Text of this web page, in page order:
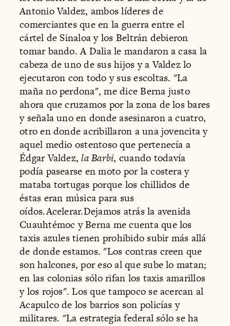
Antonio Valdez, ambos líderes de
comerciantes que en la guerra entre el
cártel de Sinaloa y los Beltrán debieron
tomar bando. A Dalia le mandaron a casa la
cabeza de uno de sus hijos y a Valdez lo
ejecutaron con todo y sus escoltas. "La
maña no perdona", me dice Berna justo
ahora que cruzamos por la zona de los bares
y señala uno en donde asesinaron a cuatro,
otro en donde acribillaron a una jovencita y
aquel medio ostentoso que pertenecía a
Édgar Valdez,la Barbi, cuando todavía
podía pasearse en moto por la costera y
mataba tortugas porque los chillidos de
éstas eran música para sus
oídos.Acelerar.Dejamos atrás la avenida
Cuauhtémoc y Berna me cuenta que los
taxis azules tienen prohibido subir más allá
de donde estamos. "Los contras creen que
son halcones, por eso al que sube lo matan;
en las colonias sólo rifan los taxis amarillos
y los rojos". Los que tampoco se acercan al
Acapulco de los barrios son policías y
militares. "La estrategia federal sólo se ha